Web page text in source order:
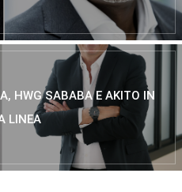
HWG SABABA E AKITO IN
LINEA